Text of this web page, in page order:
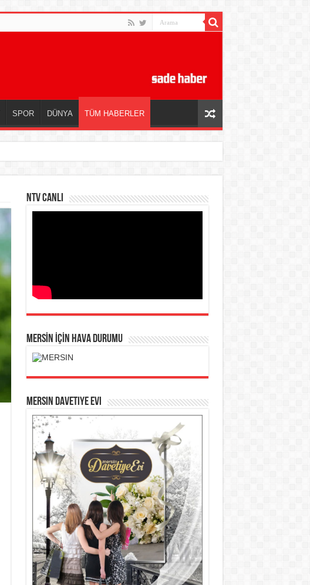
SPOR DÜNYA TÜM HABERLER
NTV CANLI
MERSİN İÇİN HAVA DURUMU
Mersin Davetiye Evi